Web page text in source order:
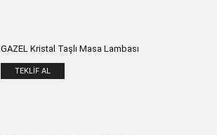
GAZEL Kristal Taşlı Masa Lambası
TEKLIF AL